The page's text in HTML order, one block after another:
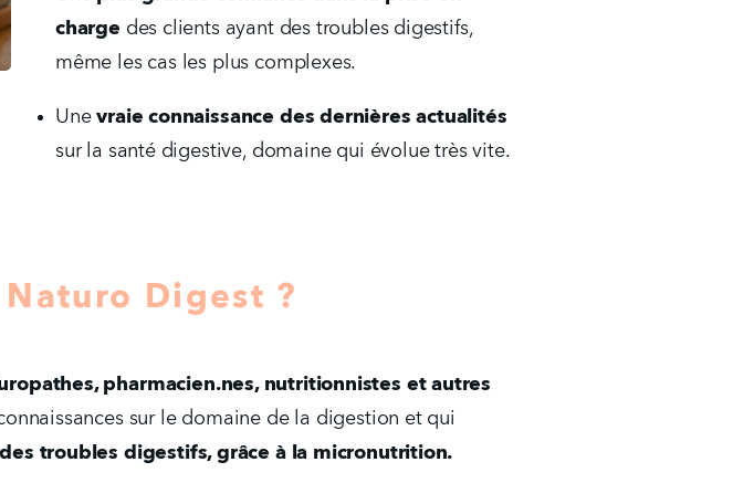
charge des clients ayant des troubles digestifs,
même les cas les plus complexes.
Une vraie connaissance des dernières actualités
sur la santé digestive, domaine qui évolue très vite.
Digest ?
pharmacien.nes, nutritionnistes et autres
sur le domaine de la digestion et qui
troubles digestifs, grâce à la micronutrition.